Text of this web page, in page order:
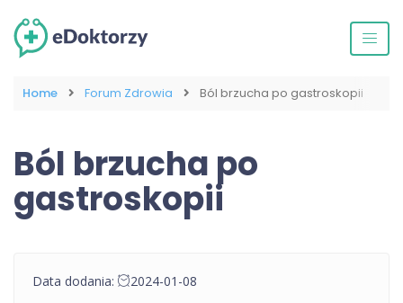
Home Forum Zdrowia Ból brzucha po gastroskopii
Ból brzucha po
gastroskopii
Data dodania: 2024-01-08